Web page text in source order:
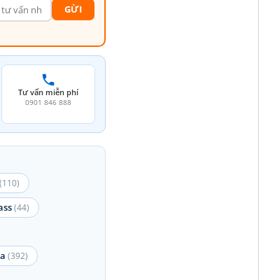
GỪI
Tư vấn miễn phí
0901 846 888
(110)
(44)
(392)